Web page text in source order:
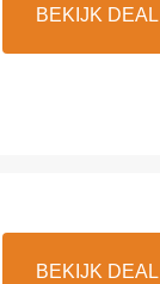
BEKIJK DEAL
BEKIJK DEAL